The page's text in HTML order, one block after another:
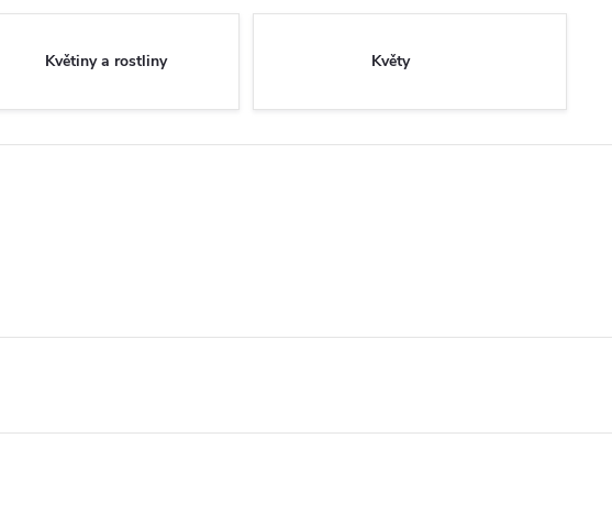
Květiny a rostliny Květy